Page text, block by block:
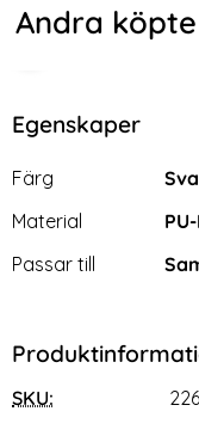
Andra
Marmor Blå
Galaxy S24 Plus
2-Pack Samsung S24
Egenskaper
Egenskaper/attribut
Attribut
Färg
Material
Passar till
SKU: